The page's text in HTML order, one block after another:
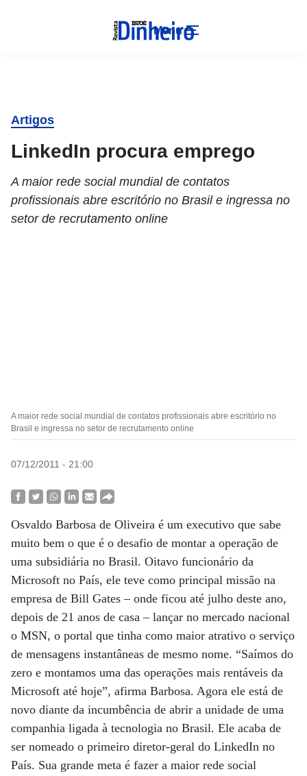
Menu
Artigos
LinkedIn procura emprego
A maior rede social mundial de contatos
profissionais abre escritório no Brasil e ingressa no
setor de recrutamento online
A maior rede social mundial de contatos profissionais abre escritório no
Brasil e ingressa no setor de recrutamento online
07/12/2011 - 21:00
Osvaldo Barbosa de Oliveira é um executivo que sabe
muito bem o que é o desafio de montar a operação de
uma subsidiária no Brasil. Oitavo funcionário da
Microsoft no País, ele teve como principal missão na
empresa de Bill Gates – onde ficou até julho deste ano,
depois de 21 anos de casa – lançar no mercado nacional
o MSN, o portal que tinha como maior atrativo o serviço
de mensagens instantâneas de mesmo nome. “Saímos do
zero e montamos uma das operações mais rentáveis da
Microsoft até hoje”, afirma Barbosa. Agora ele está de
novo diante da incumbência de abrir a unidade de uma
companhia ligada à tecnologia no Brasil. Ele acaba de
ser nomeado o primeiro diretor-geral do LinkedIn no
País. Sua grande meta é fazer a maior rede social